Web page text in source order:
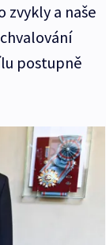
zvykly a naše
postupně